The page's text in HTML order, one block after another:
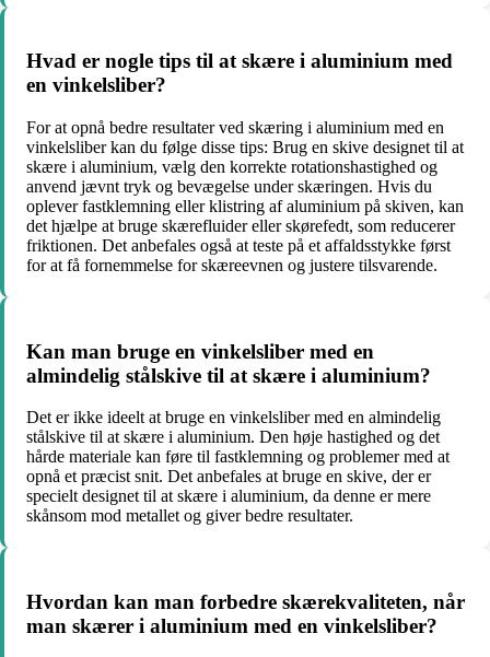
Hvad er nogle tips til at skære i aluminium med
en vinkelsliber?
For at opnå bedre resultater ved skæring i aluminium med en
vinkelsliber kan du følge disse tips: Brug en skive designet til at
skære i aluminium, vælg den korrekte rotationshastighed og
anvend jævnt tryk og bevægelse under skæringen. Hvis du
oplever fastklemning eller klistring af aluminium på skiven, kan
det hjælpe at bruge skærefluider eller skørefedt, som reducerer
friktionen. Det anbefales også at teste på et affaldsstykke først
for at få fornemmelse for skæreevnen og justere tilsvarende.
Kan man bruge en vinkelsliber med en
almindelig stålskive til at skære i aluminium?
Det er ikke ideelt at bruge en vinkelsliber med en almindelig
stålskive til at skære i aluminium. Den høje hastighed og det
hårde materiale kan føre til fastklemning og problemer med at
opnå et præcist snit. Det anbefales at bruge en skive, der er
specielt designet til at skære i aluminium, da denne er mere
skånsom mod metallet og giver bedre resultater.
Hvordan kan man forbedre skærekvaliteten, når
man skærer i aluminium med en vinkelsliber?